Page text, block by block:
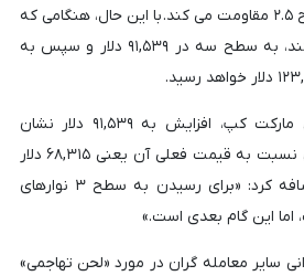
کوین در حال حاضر در سطح ۲.۵ مقاومت می کند. با این حال، هنگامی که
از این دوره تثبیت عبور کند، به سطح سه در ۹۱,۵۳۹ دلار و سپس به
بر اساس داده های کوین مارکت کپ، افزایش به ۹۱,۵۳۹ دلار نشان
دهنده افزایش ۳۴ درصدی نسبت به قیمت فعلی آن یعنی ۶۸,۳۱۵ دلار
خواهد بود. کریپتو کان اضافه کرد: «برای رسیدن به سطح ۳ نوارهای
اما این گام بعدی است.»
سایر معامله گران در مورد «لحن تهاجمی»